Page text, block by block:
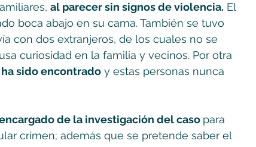
al parecer sin signos de violencia. El
boca abajo en su cama. También se tuvo
con dos extranjeros, de los cuales no se
curiosidad en la familia y vecinos. Por otra
sido encontrado y estas personas nunca
de la investigación del caso para
crimen; además que se pretende saber el